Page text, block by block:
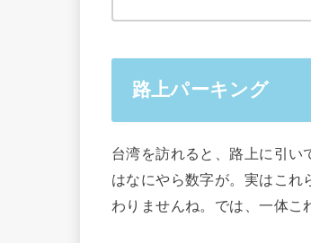
路上パーキング
台湾を訪れると、路上に引い
はなにやら数字が。実はこれ
わりませんね。では、一体こ